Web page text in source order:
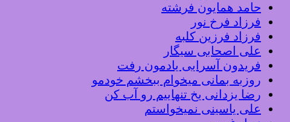
حامد همایون فرشته
فرزاد فرخ نور
فرزاد فرزین کلبه
علی اصحابی سیگار
فریدون آسرایی یادمون رفت
روزبه بمانی میخوام ببخشم خودمو
رضا یزدانی یخ تنهاییم رو آب کن
علی یاسینی نمیخواستم